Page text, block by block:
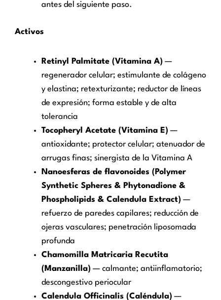
antes del siguiente paso.
Activos
Retinyl Palmitate (Vitamina A) —
regenerador celular; estimulante de colágeno
y elastina; retexturizante; reductor de líneas
de expresión; forma estable y de alta
tolerancia
Tocopheryl Acetate (Vitamina E) —
antioxidante; protector celular; atenuador de
arrugas finas; sinergista de la Vitamina A
Nanoesferas de flavonoides (Polymer
Synthetic Spheres & Phytonadione &
Phospholipids & Calendula Extract) —
refuerzo de paredes capilares; reducción de
ojeras vasculares; penetración liposomada
profunda
Chamomilla Matricaria Recutita
(Manzanilla) — calmante; antiinflamatorio;
descongestivo periocular
Calendula Officinalis (Caléndula) —